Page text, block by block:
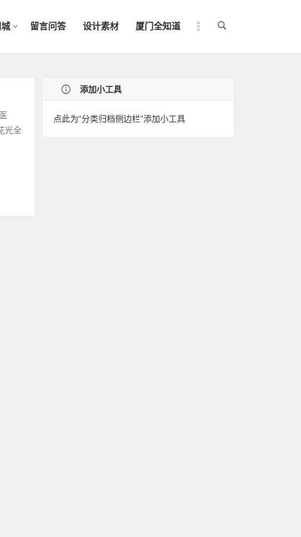
留言问答 设计素材 厦门全知道
光全
添加小工具
点此为“分类归档侧边栏”添加小工具